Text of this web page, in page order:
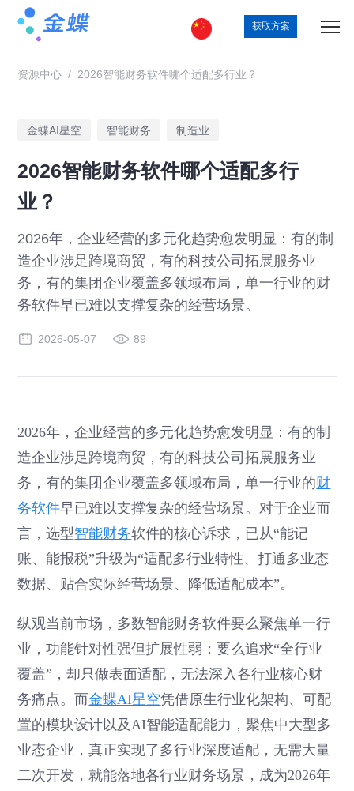
获取方案
资源中心 / 2026智能财务软件哪个适配多行业？
金蝶AI星空 智能财务 制造业
2026智能财务软件哪个适配多行
业？
2026年，企业经营的多元化趋势愈发明显：有的制
造企业涉足跨境商贸，有的科技公司拓展服务业
务，有的集团企业覆盖多领域布局，单一行业的财
务软件早已难以支撑复杂的经营场景。
2026-05-07 89
2026年，企业经营的多元化趋势愈发明显：有的制
造企业涉足跨境商贸，有的科技公司拓展服务业
务，有的集团企业覆盖多领域布局，单一行业的财
务软件早已难以支撑复杂的经营场景。对于企业而
言，选型智能财务软件的核心诉求，已从“能记
账、能报税”升级为“适配多行业特性、打通多业态
数据、贴合实际经营场景、降低适配成本”。
纵观当前市场，多数智能财务软件要么聚焦单一行
业，功能针对性强但扩展性弱；要么追求“全行业
覆盖”，却只做表面适配，无法深入各行业核心财
务痛点。而金蝶AI星空凭借原生行业化架构、可配
置的模块设计以及AI智能适配能力，聚焦中大型多
业态企业，真正实现了多行业深度适配，无需大量
二次开发，就能落地各行业财务场景，成为2026年